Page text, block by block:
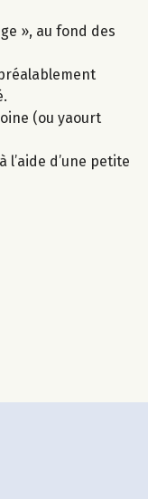
», au fond des
(ou yaourt
d’une petite